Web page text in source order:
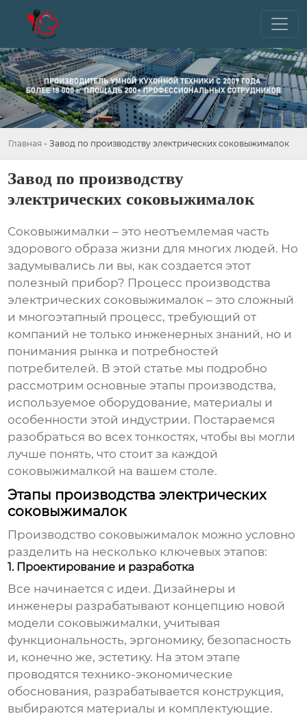
Главная - Завод по производству электрических соковыжималок
Завод по производству
электрических соковыжималок
Соковыжималки – это неотъемлемая часть
здорового образа жизни для многих людей. Но
задумывались ли вы, как создается этот
полезный прибор? Процесс производства
электрических соковыжималок – это сложный
и многоэтапный процесс, требующий от
компаний не только инженерных знаний, но и
понимания рынка и потребностей
потребителей. В этой статье мы подробно
рассмотрим основные этапы производства,
используемое оборудование, материалы и
особенности этой индустрии. Постараемся
разобраться во всех тонкостях, чтобы вы могли
лучше понять, что стоит за каждой
соковыжималкой на вашем столе.
Этапы производства электрических
соковыжималок
Производство соковыжималок можно условно
разделить на несколько ключевых этапов:
1. Проектирование и разработка
Все начинается с идеи. Дизайнеры и
инженеры разрабатывают концепцию новой
модели соковыжималки, учитывая
функциональность, эргономику, безопасность
и, конечно же, эстетику. На этом этапе
проводятся технико-экономические
обоснования, разрабатывается конструкция,
выбираются материалы и комплектующие.